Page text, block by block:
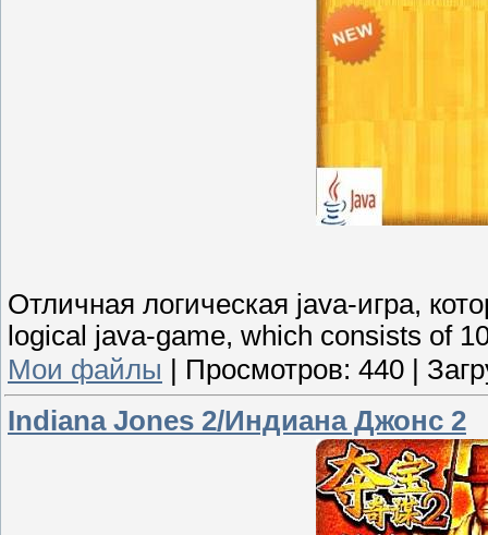
Отличная логическая java-игра,
logical java-game, which consists of
Мои файлы | Просмотров: 440 |
Indiana Jones 2/Индиана Джонс 2